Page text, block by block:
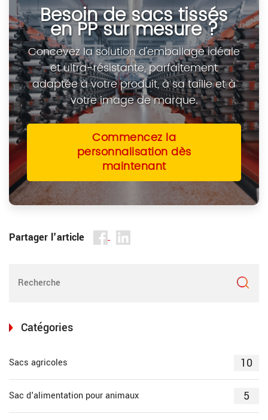
Besoin de sacs tissés
en PP sur mesure ?
Concevez la solution d'emballage idéale
et ultra-résistante, parfaitement
adaptée à votre produit, à sa taille et à
votre image de marque.
Commencez la
personnalisation dès
maintenant
Partager l'article
Catégories
Sacs agricoles 10
Sac d'alimentation pour animaux 5